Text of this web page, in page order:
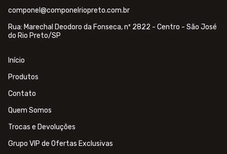
componel@componelriopreto.com.br
Rua: Marechal Deodoro da Fonseca, nº 2822 - Centro - São José
do Rio Preto/SP
Início
Produtos
Contato
Quem Somos
Trocas e Devoluções
Grupo VIP de Ofertas Exclusivas